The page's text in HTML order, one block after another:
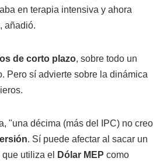
en terapia intensiva y ahora
añadió.
de corto plazo, sobre todo un
Pero sí advierte sobre la dinámica
"una décima (más del IPC) no creo
. Sí puede afectar al sacar un
que utiliza el Dólar MEP como